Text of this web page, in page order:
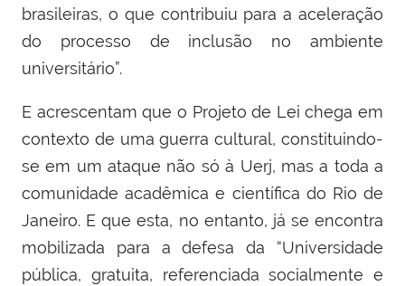
brasileiras, o que contribuiu para a aceleração
do processo de inclusão no ambiente
universitário”.
E acrescentam que o Projeto de Lei chega em
contexto de uma guerra cultural, constituindo-
se em um ataque não só à Uerj, mas a toda a
comunidade acadêmica e científica do Rio de
Janeiro. E que esta, no entanto, já se encontra
mobilizada para a defesa da “Universidade
pública, gratuita, referenciada socialmente e